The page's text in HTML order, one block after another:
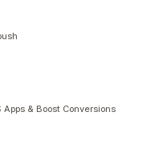
& Boost Conversions